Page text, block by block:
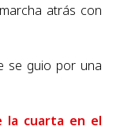
atrás con
se guio por una
la cuarta en el